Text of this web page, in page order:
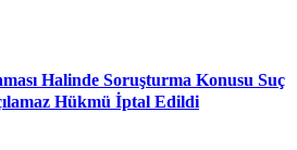
Halinde Soruşturma Konusu Suç
Hükmü İptal Edildi